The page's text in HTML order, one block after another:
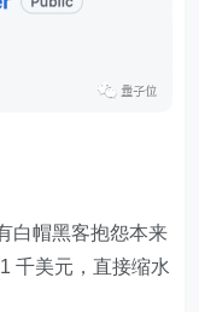
白帽黑客抱怨本来
千美元，直接缩水